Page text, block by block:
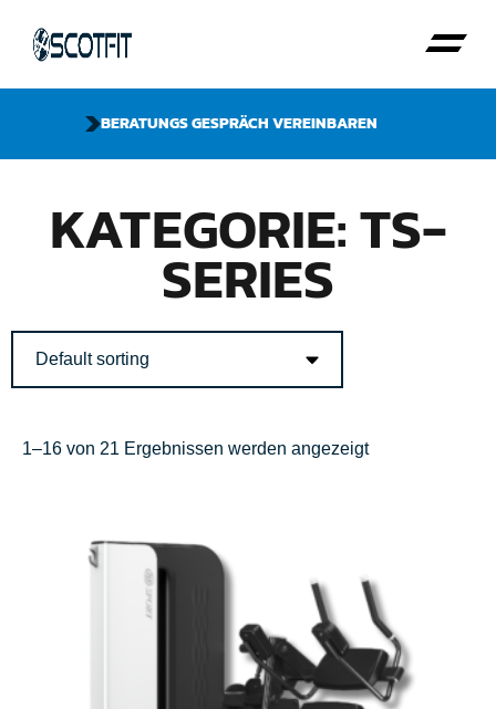
BERATUNGS GESPRÄCH VEREINBAREN
KATEGORIE: TS-
SERIES
1–16 von 21 Ergebnissen werden angezeigt